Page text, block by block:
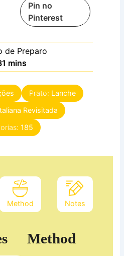
Pin no
Pinterest
de Preparo
minutes
mins
Prato: Lanche
Revisitada
185
Method Notes
Method